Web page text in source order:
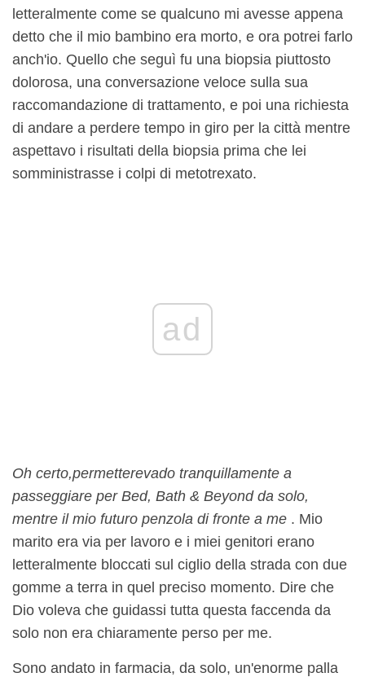
letteralmente come se qualcuno mi avesse appena
detto che il mio bambino era morto, e ora potrei farlo
anch'io. Quello che seguì fu una biopsia piuttosto
dolorosa, una conversazione veloce sulla sua
raccomandazione di trattamento, e poi una richiesta
di andare a perdere tempo in giro per la città mentre
aspettavo i risultati della biopsia prima che lei
somministrasse i colpi di metotrexato.
ad
Oh certo,permetterevado tranquillamente a
passeggiare per Bed, Bath & Beyond da solo,
mentre il mio futuro penzola di fronte a me . Mio
marito era via per lavoro e i miei genitori erano
letteralmente bloccati sul ciglio della strada con due
gomme a terra in quel preciso momento. Dire che
Dio voleva che guidassi tutta questa faccenda da
solo non era chiaramente perso per me.
Sono andato in farmacia, da solo, un'enorme palla